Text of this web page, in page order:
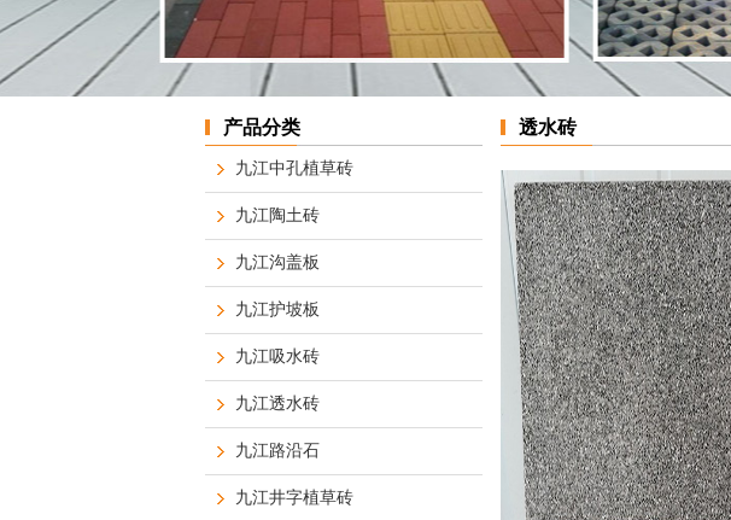
透水砖
产品分类
九江中孔植草砖
九江陶土砖
九江沟盖板
九江护坡板
九江吸水砖
九江透水砖
九江路沿石
九江井字植草砖